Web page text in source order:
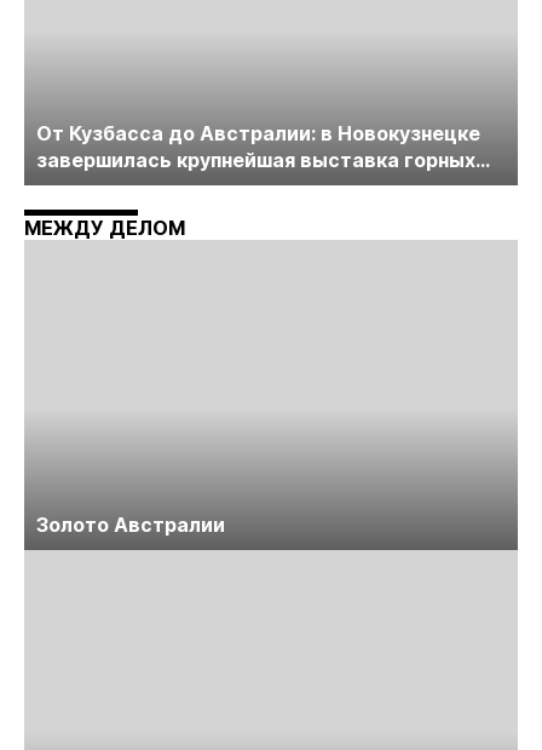
От Кузбасса до Австралии: в Новокузнецке
завершилась крупнейшая выставка горных
технологий «Недра России. Уголь России и
Майнинг»
МЕЖДУ ДЕЛОМ
Золото Австралии